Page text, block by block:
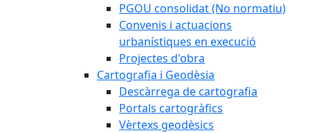
PGOU consolidat (No normatiu)
Convenis i actuacions
urbanístiques en execució
Projectes d'obra
Cartografia i Geodèsia
Descàrrega de cartografia
Portals cartogràfics
Vèrtexs geodèsics